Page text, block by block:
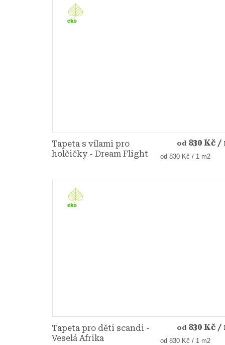
Tapeta s vílami pro
holčičky - Dream Flight
od 830 Kč /
Měrná
od 830 Kč / 1 m2
Tapeta pro děti scandi -
Veselá Afrika
od 830 Kč /
Měrná
od 830 Kč / 1 m2